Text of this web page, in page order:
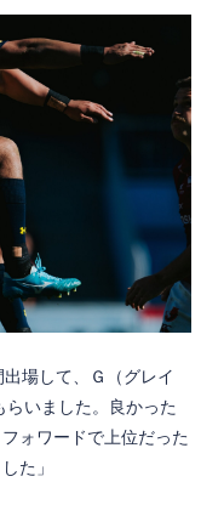
出場して、Ｇ（グレイ
らいました。良かった
ォワードで上位だった
た」